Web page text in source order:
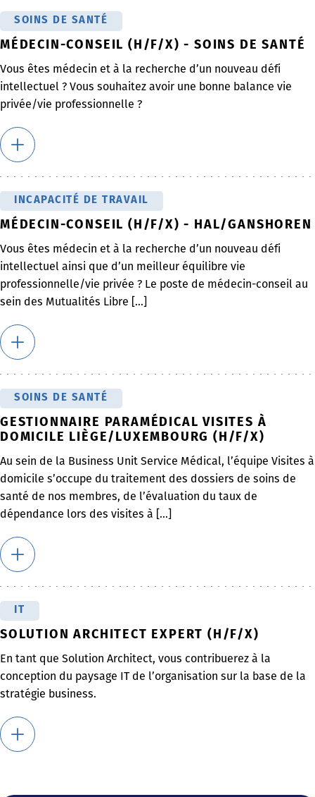
SOINS DE SANTÉ
MÉDECIN-CONSEIL (H/F/X) - SOINS DE SANTÉ
Vous êtes médecin et à la recherche d’un nouveau défi
intellectuel ? Vous souhaitez avoir une bonne balance vie
privée/vie professionnelle ?
INCAPACITÉ DE TRAVAIL
MÉDECIN-CONSEIL (H/F/X) - HAL/GANSHOREN
Vous êtes médecin et à la recherche d’un nouveau défi
intellectuel ainsi que d’un meilleur équilibre vie
professionnelle/vie privée ? Le poste de médecin-conseil au
sein des Mutualités Libre [...]
SOINS DE SANTÉ
GESTIONNAIRE PARAMÉDICAL VISITES À
DOMICILE LIÈGE/LUXEMBOURG (H/F/X)
Au sein de la Business Unit Service Médical, l’équipe Visites à
domicile s’occupe du traitement des dossiers de soins de
santé de nos membres, de l’évaluation du taux de
dépendance lors des visites à [...]
SOLUTION ARCHITECT EXPERT (H/F/X)
En tant que Solution Architect, vous contribuerez à la
conception du paysage IT de l’organisation sur la base de la
stratégie business.